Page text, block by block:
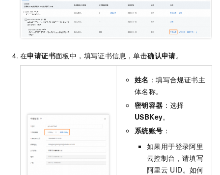
在申请证书面板中，填写证书信息，单击确认申请。
姓名 ：填写合规证书主
体名称。
密钥容器 ：选择
USBKey。
系统账号 ：
如果用于登录阿里
云控制台，请填写
阿里云 UID。如何